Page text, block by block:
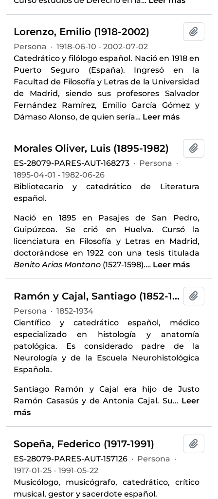
Lorenzo, Emilio (1918-2002)
Persona · 1918-06-10 - 2002-07-02
Catedrático y filólogo español. Nació en 1918 en
Puerto Seguro (España). Ingresó en la
Facultad de Filosofía y Letras de la Universidad
de Madrid, siendo sus profesores Salvador
Fernández Ramírez, Emilio García Gómez y
Dámaso Alonso, de quien sería… Leer más
Morales Oliver, Luis (1895-1982)
ES-28079-PARES-AUT-168273 · Persona ·
1895-04-01 - 1982-06-26
Bibliotecario y catedrático de Literatura
español.
Nació en 1895 en Pasajes de San Pedro,
Guipúzcoa. Se crió en Huelva. Cursó la
licenciatura en Filosofía y Letras en Madrid,
doctorándose en 1922 con una tesis titulada
Benito Arias Montano (1527-1598).… Leer más
Ramón y Cajal, Santiago (1852-1934)
Persona · 1852-1934
Científico y catedrático español, médico
especializado en histología y anatomía
patológica. Es considerado padre de la
Neurología y de la Escuela Neurohistológica
Española.
Santiago Ramón y Cajal era hijo de Justo
Ramón Casasús y de Antonia Cajal. Su… Leer
más
Sopeña, Federico (1917-1991)
ES-28079-PARES-AUT-157126 · Persona ·
1917-01-25 - 1991-05-22
Musicólogo, musicógrafo, catedrático, crítico
musical, gestor y sacerdote español.